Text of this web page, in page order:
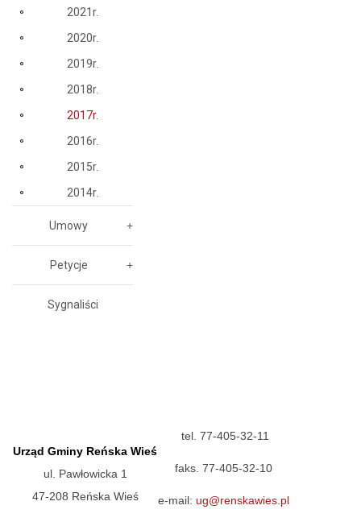
2021r.
2020r.
2019r.
2018r.
2017r.
2016r.
2015r.
2014r.
Umowy
Petycje
Sygnaliści
Urząd Gminy Reńska Wieś
ul. Pawłowicka 1
47-208 Reńska Wieś
tel. 77-405-32-11
faks. 77-405-32-10
e-mail: ug@renskawies.pl